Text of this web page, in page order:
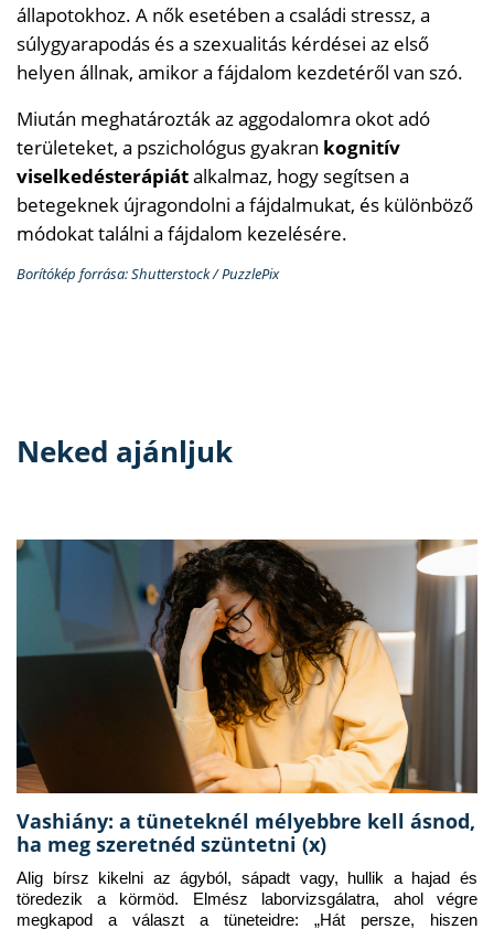
állapotokhoz. A nők esetében a családi stressz, a
súlygyarapodás és a szexualitás kérdései az első
helyen állnak, amikor a fájdalom kezdetéről van szó.
Miután meghatározták az aggodalomra okot adó
területeket, a pszichológus gyakran kognitív
viselkedésterápiátalkalmaz, hogy segítsen a
betegeknek újragondolni a fájdalmukat, és különböző
módokat találni a fájdalom kezelésére.
Borítókép forrása: Shutterstock / PuzzlePix
Neked ajánljuk
Vashiány: a tüneteknél mélyebbre kell ásnod,
ha meg szeretnéd szüntetni (x)
Alig bírsz kikelni az ágyból, sápadt vagy, hullik a hajad és
töredezik a körmöd. Elmész laborvizsgálatra, ahol végre
megkapod a választ a tüneteidre: „Hát persze, hiszen